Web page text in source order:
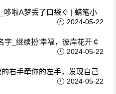
哆啦A梦丢了口袋ぐ | 蜡笔小
2024-05-22
_继续扮′幸福，彼岸花开￠
2024-05-22
右手牵你的左手，发现自己
2024-05-22